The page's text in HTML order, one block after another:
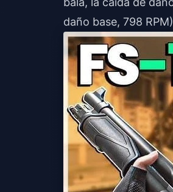
daño base, 798